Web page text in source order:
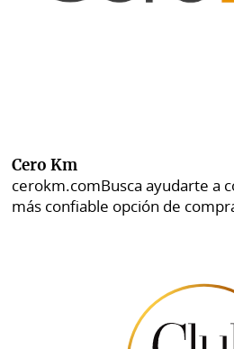
Cero Km
cerokm.comBusca ayudarte a
más confiable opción de